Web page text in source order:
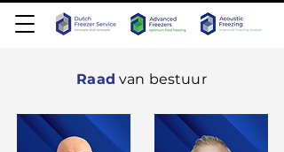
Raad van bestuur